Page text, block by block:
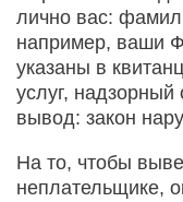
лично вас:
например, ваши
указаны в
услуг,
вывод: закон
На то, чтобы
неплательщике,